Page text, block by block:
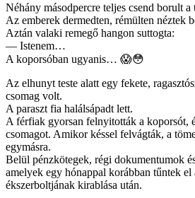
Néhány másodpercre teljes csend borult a
Az emberek dermedten, rémülten néztek
Aztán valaki remegő hangon suttogta:
— Istenem…
A koporsóban ugyanis… 😱😳
Az elhunyt teste alatt egy fekete,
csomag volt.
A paraszt fia halálsápadt lett.
A férfiak gyorsan felnyitották a koporsót,
csomagot. Amikor késsel felvágták, a
egymásra.
Belül pénzkötegek, régi dokumentumok
amelyek egy hónappal korábban tűntek
ékszerboltjának kirablása után.